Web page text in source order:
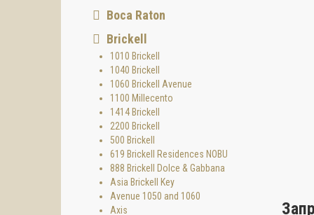
Boca Raton
Brickell
1010 Brickell
1040 Brickell
1060 Brickell Avenue
1100 Millecento
1414 Brickell
2200 Brickell
500 Brickell
619 Brickell Residences NOBU
888 Brickell Dolce & Gabbana
Asia Brickell Key
Avenue 1050 and 1060
Axis